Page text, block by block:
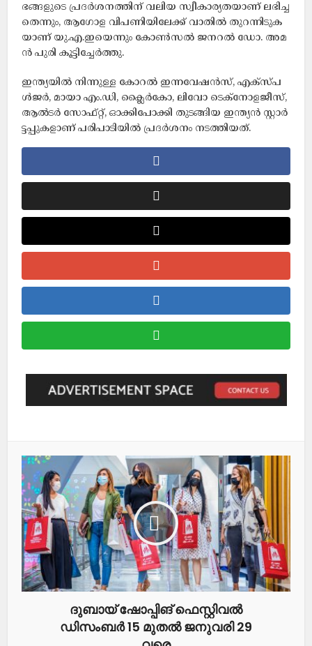
ഭ​ങ്ങ​ളു​ടെ പ്ര​ദ​ർ​ശ​ന​ത്തി​ന്​ വ​ലി​യ സ്വീ​കാ​ര്യ​ത​യാ​ണ്​ ല​ഭി​ച്ച​
തെ​ന്നും, ആ​ഗോ​ള വി​പ​ണി​യി​ലേ​ക്ക്​ വാ​തി​ൽ തു​റ​ന്നി​ടു​ക​
യാ​ണ്​ യു.​എ.​ഇ​യെ​ന്നും കോ​ൺ​സ​ൽ ജ​ന​റ​ൽ ഡോ. ​അ​മ​
ൻ പു​രി കൂ​ട്ടി​​ച്ചേ​ർ​ത്തു.
ഇന്ത്യയിൽ നിന്നുള്ള കോ​റ​ൽ ഇ​ന്ന​വേ​ഷ​ൻ​സ്, എ​ക്സ്​​പ​
ൾ​ജ​ർ, മാ​യാ എം.​ഡി, ക്ലൈ​ർ​കോ, ലി​വോ ടെ​ക്​​നോ​ള​ജീ​സ്,
ആ​ൽ​ട​ർ സോ​ഫ്​​റ്റ്, ഓ​ക്കി​പോ​ക്കി തു​ട​ങ്ങി​യ ഇ​ന്ത്യ​ൻ സ്റ്റാ​ർ​
ട്ട​പ്പു​ക​ളാ​ണ്​ പ​രി​പാ​ടി​യി​ൽ പ്ര​ദ​ർ​ശ​നം ന​ട​ത്തി​യ​ത്.
ദുബായ് ഷോപ്പിങ് ഫെസ്റ്റിവൽ
ഡിസംബർ 15 മുതൽ ജനുവരി 29